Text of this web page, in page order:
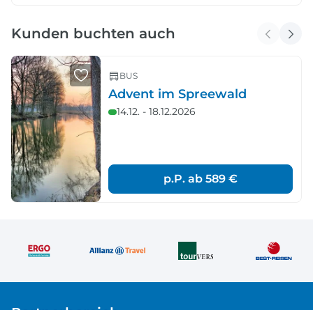
Kunden buchten auch
BUS
Advent im Spreewald
14.12. - 18.12.2026
p.P. ab 589 €